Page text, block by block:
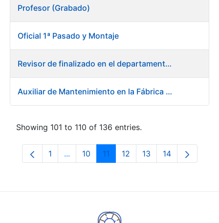
Profesor (Grabado)
Oficial 1ª Pasado y Montaje
Revisor de finalizado en el departamento Fábrica de Papel - Burgos
Auxiliar de Mantenimiento en la Fábrica de Papel de Burgos
Showing 101 to 110 of 136 entries.
Page
1 ...Intermediate Pages Use TAB to navigate.
Page
10 Page
11 Page
12 Page
13 Page
14